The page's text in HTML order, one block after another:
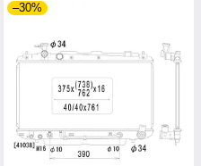
–30%